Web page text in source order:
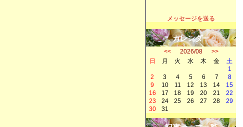
メッセージを送る
カレンダー
<<2026/08 >>
日
月 火 水 木 金
土
1
2
3 4 5 6 7
8
9
10 11 12 13 14
15
16
17 18 19 20 21
22
23
24 25 26 27 28
29
30
31